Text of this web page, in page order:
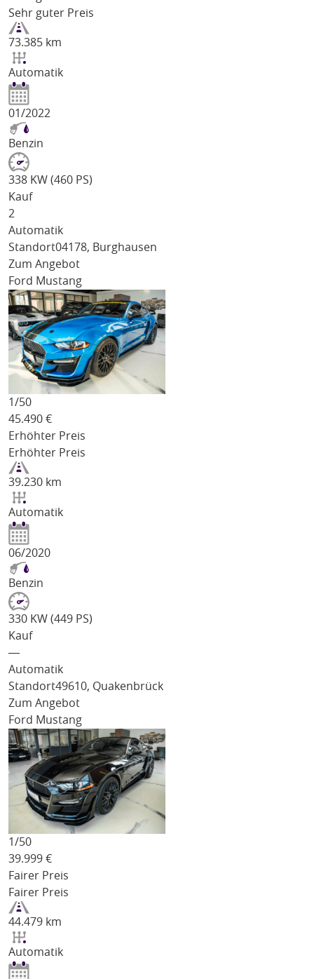
Sehr guter Preis
73.385 km
Automatik
01/2022
Benzin
338 KW (460 PS)
Kauf
2
Automatik
Standort04178, Burghausen
Zum Angebot
Ford Mustang
1/50
45.490 €
Erhöhter Preis
Erhöhter Preis
39.230 km
Automatik
06/2020
Benzin
330 KW (449 PS)
Kauf
―
Automatik
Standort49610, Quakenbrück
Zum Angebot
Ford Mustang
1/50
39.999 €
Fairer Preis
Fairer Preis
44.479 km
Automatik